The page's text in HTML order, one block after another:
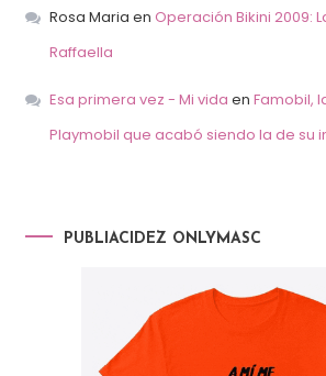
Rosa Maria en Operación Bikini 2009:
Raffaella
Esa primera vez - Mi vida en Famobil,
Playmobil que acabó siendo la de su
PUBLIACIDEZ ONLYMASC